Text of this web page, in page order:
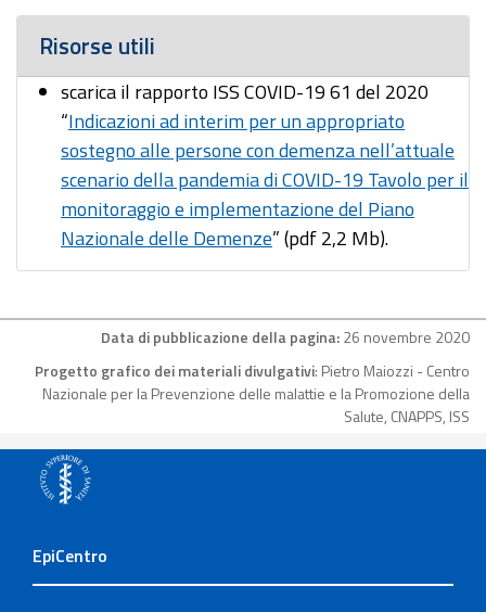
Risorse utili
scarica il rapporto ISS COVID-19 61 del 2020
“Indicazioni ad interim per un appropriato
sostegno alle persone con demenza nell’attuale
scenario della pandemia di COVID-19 Tavolo per il
monitoraggio e implementazione del Piano
Nazionale delle Demenze” (pdf 2,2 Mb).
Data di pubblicazione della pagina:26 novembre 2020
Progetto grafico dei materiali divulgativi: Pietro Maiozzi - Centro
Nazionale per la Prevenzione delle malattie e la Promozione della
Salute, CNAPPS, ISS
EpiCentro